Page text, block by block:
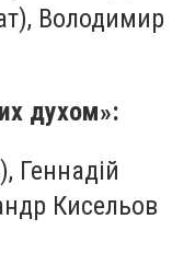
Володимир
духом»:
Геннадій
Кисельов